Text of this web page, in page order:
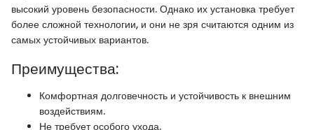
высокий уровень безопасности. Однако их установка требует
более сложной технологии, и они не зря считаются одним из
самых устойчивых вариантов.
Преимущества:
Комфортная долговечность и устойчивость к внешним
воздействиям.
Не требует особого ухода.